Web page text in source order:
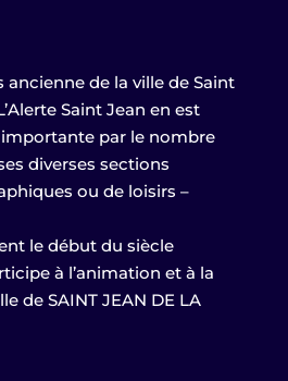
de la ville de Saint
Saint Jean en est
par le nombre
diverses sections
ou de loisirs –
le début du siècle
à l’animation et à la
de SAINT JEAN DE LA